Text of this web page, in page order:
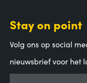
Stay on point
Volg ons op social
nieuwsbrief voor het